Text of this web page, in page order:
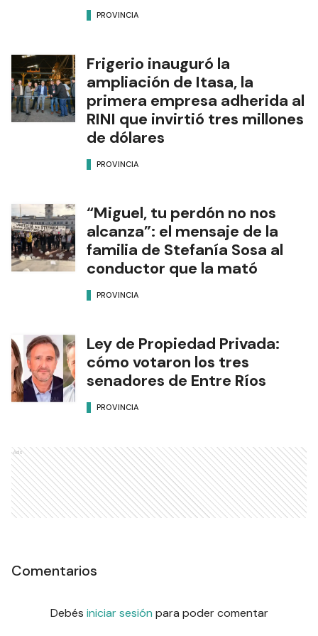
PROVINCIA
Frigerio inauguró la
ampliación de Itasa, la
primera empresa adherida al
RINI que invirtió tres millones
de dólares
PROVINCIA
“Miguel, tu perdón no nos
alcanza”: el mensaje de la
familia de Stefanía Sosa al
conductor que la mató
PROVINCIA
Ley de Propiedad Privada:
cómo votaron los tres
senadores de Entre Ríos
PROVINCIA
Ads
Comentarios
Debés iniciar sesión para poder comentar